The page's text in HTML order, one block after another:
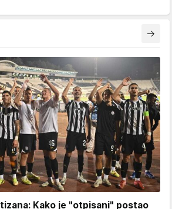
Kako je "otpisani" postao